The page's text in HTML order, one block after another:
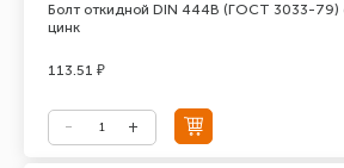
Болт откидной DIN 444В (ГОСТ 3033-
цинк
113.51 ₽